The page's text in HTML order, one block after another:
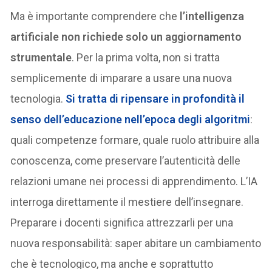
Ma è importante comprendere che l’intelligenza
artificiale non richiede solo un aggiornamento
strumentale. Per la prima volta, non si tratta
semplicemente di imparare a usare una nuova
tecnologia. Si tratta di ripensare in profondità il
senso dell’educazione nell’epoca degli algoritmi:
quali competenze formare, quale ruolo attribuire alla
conoscenza, come preservare l’autenticità delle
relazioni umane nei processi di apprendimento. L’IA
interroga direttamente il mestiere dell’insegnare.
Preparare i docenti significa attrezzarli per una
nuova responsabilità: saper abitare un cambiamento
che è tecnologico, ma anche e soprattutto